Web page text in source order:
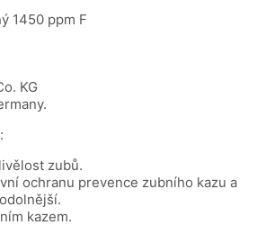
1450 ppm F
KG
zubů.
ochranu prevence zubního kazu a
kazem.